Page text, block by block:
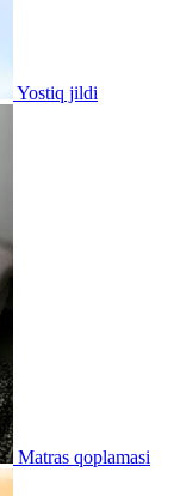
Yostiq jildi
Matras qoplamasi